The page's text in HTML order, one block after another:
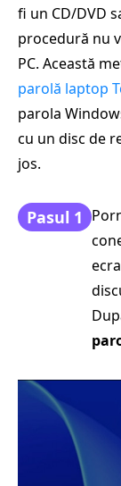
fi un CD/DVD
procedură nu
PC. Această
parolă laptop
parola
cu un disc de
jos.
Pasul 1